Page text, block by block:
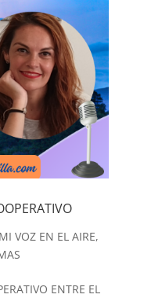
MI VOZ EN EL AIRE,
ENTRE EL